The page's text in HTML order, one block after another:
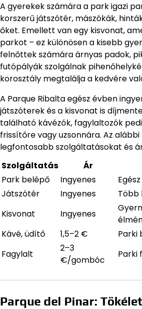
A gyerekek számára a park igazi
korszerű játszótér, mászókák,
őket. Emellett van egy kisvonat,
parkot – ez különösen a kisebb
felnőttek számára árnyas padok,
futópályák szolgálnak
korosztály megtalálja a kedvére
A Parque Ribalta egész évben
játszóterek és a kisvonat is
található kávézók, fagylaltozók
frissítőre vagy uzsonnára. Az
legfontosabb szolgáltatásokat és
Szolgáltatás
Ár
Park belépő
Ingyenes
Játszótér
Ingyenes
Több
Kisvonat
Ingyenes
Kávé, üdítő
1,5–2 €
Parki
Fagylalt
2–3
€/gombóc
Parki
Parque del Pinar: